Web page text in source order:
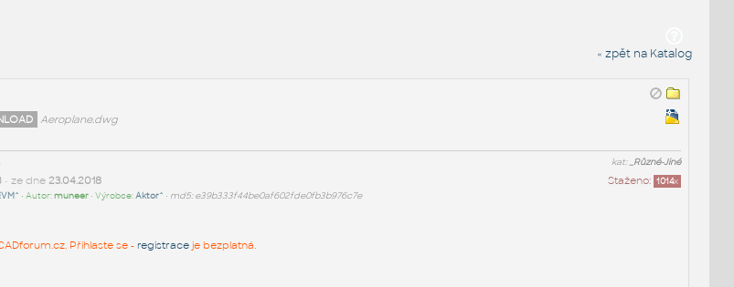
« zpět na Katalog
Aeroplane.dwg
kat:_Různé-Jiné
Staženo: 1014x
• ze dne 23.04.2018
• Autor:muneer• Výrobce:Aktor^ • md5: e39b333f44be0af602fde0fb3b976c7e
Přihlaste se - registraceje bezplatná.